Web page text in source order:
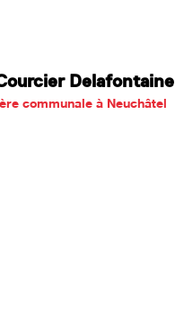
Delafontaine
communale à Neuchâtel